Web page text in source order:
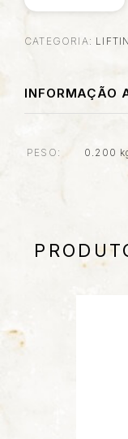
CATEGORIA:
INFORMAÇÃO
PESO 0.200